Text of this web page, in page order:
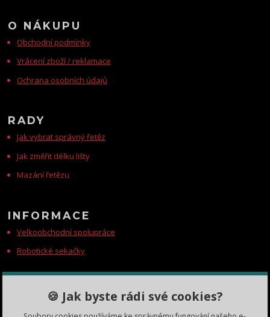
O NÁKUPU
Obchodní podmínky
Vrácení zboží / reklamace
Ochrana osobních údajů
RADY
Jak vybrat správný řetěz
Jak změřit délku lišty
Mazání řetězu
INFORMACE
Velkoobchodní spolupráce
Robotické sekačky
KONTAKTY
Zákaznická podpora
🍪 Jak byste rádi své cookies?